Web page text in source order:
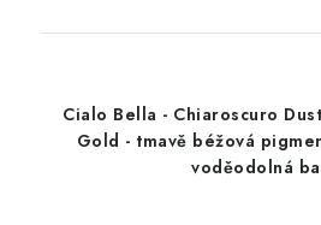
Cialo Bella - Chiaroscuro
Gold - tmavě béžová
voděodolná